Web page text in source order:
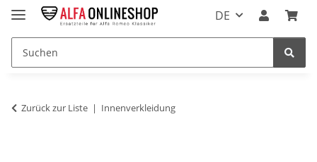
DE
Zurück zur Liste Innenverkleidung